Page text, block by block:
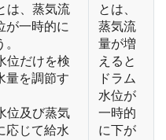
は、蒸気流
が一時的に
位だけを検
量を調節す
位及び蒸気
応じて給水
とは、
蒸気流
量が増
えると
ドラム
水位が
一時的
に下が